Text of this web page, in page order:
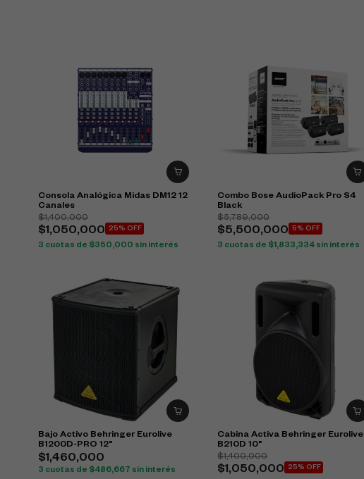
Consola Analógica Midas DM12 12
Canales
$1,400,000
$1,050,000 25% OFF
3 cuotas de $350,000 sin interés
Combo Bose AudioPack Pro S4
Black
$5,789,000
$5,500,000 5% OFF
3 cuotas de $1,833,334 sin interés
Bajo Activo Behringer Eurolive
B1200D-PRO 12"
$1,460,000
3 cuotas de $486,667 sin interés
Cabina Activa Behringer Eurolive
B210D 10"
$1,400,000
$1,050,000 25% OFF